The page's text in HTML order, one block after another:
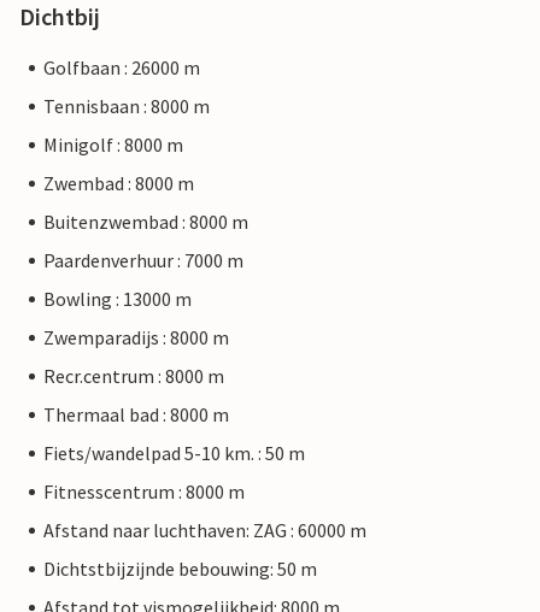
Dichtbij
Golfbaan : 26000 m
Tennisbaan : 8000 m
Minigolf : 8000 m
Zwembad : 8000 m
Buitenzwembad : 8000 m
Paardenverhuur : 7000 m
Bowling : 13000 m
Zwemparadijs : 8000 m
Recr.centrum : 8000 m
Thermaal bad : 8000 m
Fiets/wandelpad 5-10 km. : 50 m
Fitnesscentrum : 8000 m
Afstand naar luchthaven: ZAG : 60000 m
Dichtstbijzijnde bebouwing: 50 m